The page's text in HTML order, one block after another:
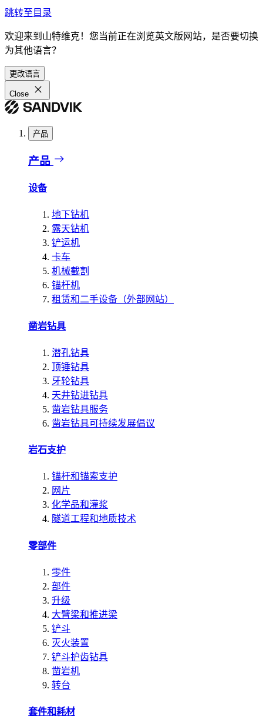
跳转至目录
欢迎来到山特维克！您当前正在浏览英文版网站，是否要切换
为其他语言？
更改语言
Close
产品
产品
设备
地下钻机
露天钻机
铲运机
卡车
机械截割
锚杆机
租赁和二手设备（外部网站）
凿岩钻具
潜孔钻具
顶锤钻具
牙轮钻具
天井钻进钻具
凿岩钻具服务
凿岩钻具可持续发展倡议
岩石支护
锚杆和锚索支护
网片
化学品和灌浆
隧道工程和地质技术
零部件
零件
部件
升级
大臂梁和推进梁
铲斗
灭火装置
铲斗护齿钻具
凿岩机
转台
套件和耗材